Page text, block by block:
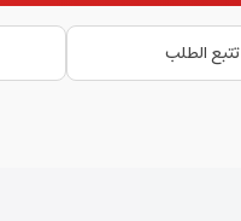
تتبع الطلب